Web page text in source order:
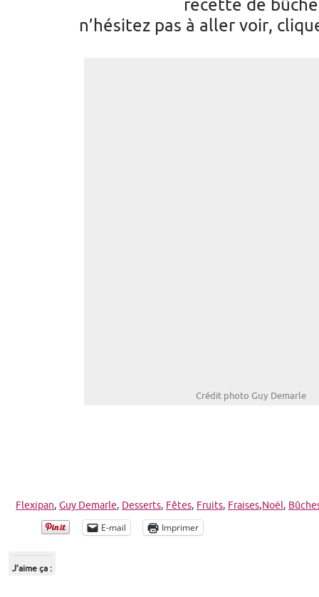
recette de bûche
n’hésitez pas à aller voir,
Crédit photo Guy Demarle
Flexipan, Guy Demarle, Desserts, Fêtes, Fruits, Fraises, Noël,
E-mail Imprimer
J’aime ça :